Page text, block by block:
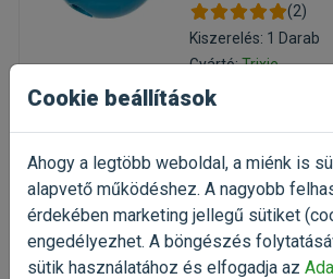
(2)
Kiszerelés: 1 Darab
Gyártó:Trixie
Egységár: 3 280 Ft /
3 280 Ft
Cookie beállítások
Ahogy a legtöbb weboldal, a miénk is
alapvető működéshez. A nagyobb
érdekében marketing jellegű sütiket
engedélyezhet. A böngészés
sütik használatához és elfogadja az